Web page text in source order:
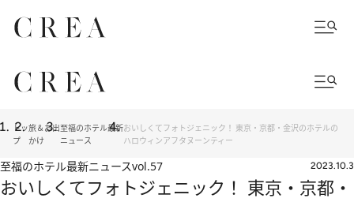
トッ
プ
旅＆お出
かけ
至福のホテル最新
ニュース
おいしくてフォトジェニック！ 東京・京都・金沢のホテルの
ハロウィンアフタヌーンティー
至福のホテル最新ニュースvol.57 2023.10.3
おいしくてフォトジェニック！ 東京・京都・